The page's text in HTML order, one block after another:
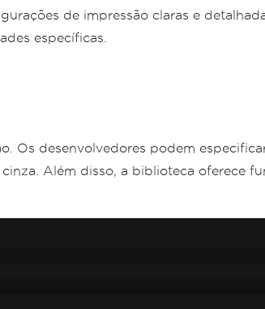
de impressão claras e
específicas.
Os desenvolvedores podem
Além disso, a biblioteca oferece